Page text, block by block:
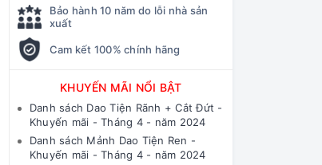
Bảo hành 10 năm do lỗi nhà sản
xuất
Cam kết 100% chính hãng
KHUYẾN MÃI NỔI BẬT
Danh sách Dao Tiện Rãnh + Cắt Đứt -
Khuyến mãi - Tháng 4 - năm 2024
Danh sách Mảnh Dao Tiện Ren -
Khuyến mãi - Tháng 4 - năm 2024